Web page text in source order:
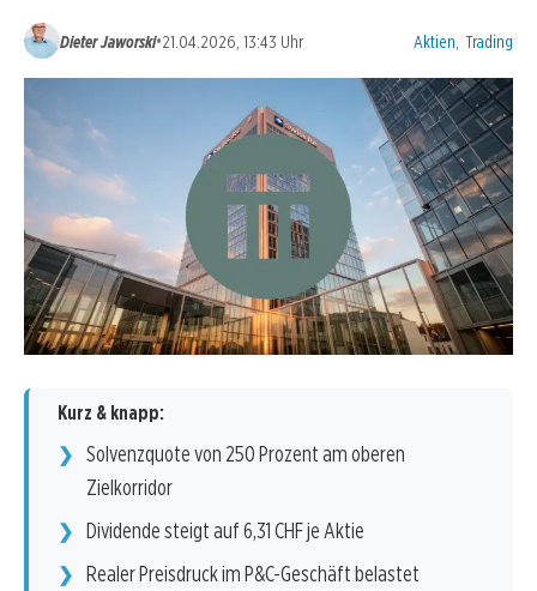
Dieter Jaworski•21.04.2026, 13:43 Uhr Kategorien:
Aktien Trading
Kurz & knapp:
Solvenzquote von 250 Prozent am oberen
Zielkorridor
Dividende steigt auf 6,31 CHF je Aktie
Realer Preisdruck im P&C-Geschäft belastet